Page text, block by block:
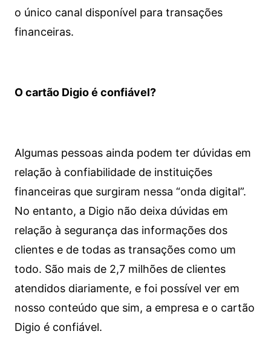
o único canal disponível para transações
financeiras.
O cartão Digio é confiável?
Algumas pessoas ainda podem ter dúvidas em
relação à confiabilidade de instituições
financeiras que surgiram nessa “onda digital”.
No entanto, a Digio não deixa dúvidas em
relação à segurança das informações dos
clientes e de todas as transações como um
todo. São mais de 2,7 milhões de clientes
atendidos diariamente, e foi possível ver em
nosso conteúdo que sim, a empresa e o cartão
Digio é confiável.